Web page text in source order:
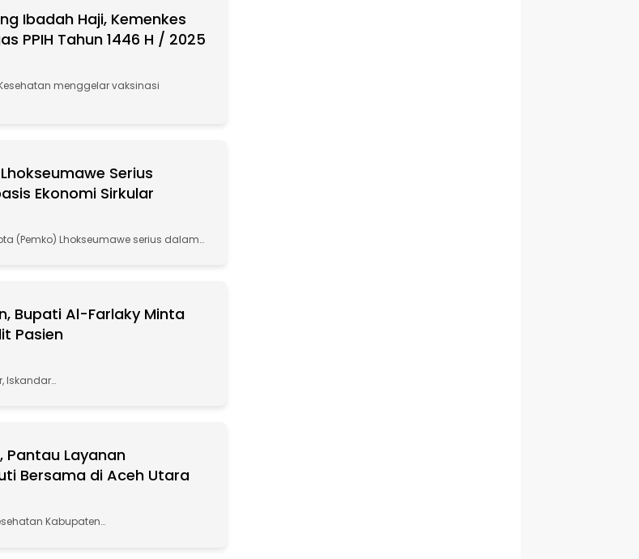
Ibadah Haji, Kemenkes
PPIH Tahun 1446 H / 2025
menggelar vaksinasi
Serius
Ekonomi Sirkular
(Pemko) Lhokseumawe serius dalam…
Bupati Al-Farlaky Minta
Pasien
Iskandar…
Pantau Layanan
Bersama di Aceh Utara
Kabupaten…